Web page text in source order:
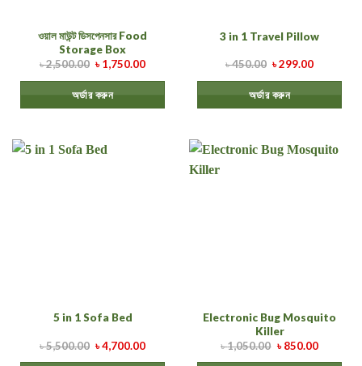
ওয়াল মাউন্ট ডিসপেনসার Food
Storage Box
৳2,500.00 ৳1,750.00
অর্ডার করুন
3 in 1 Travel Pillow
৳450.00 ৳299.00
অর্ডার করুন
5 in 1 Sofa Bed
৳5,500.00 ৳4,700.00
Electronic Bug Mosquito
Killer
৳1,050.00 ৳850.00